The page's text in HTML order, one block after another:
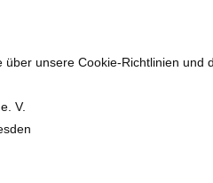
unsere Cookie-Richtlinien und
V.